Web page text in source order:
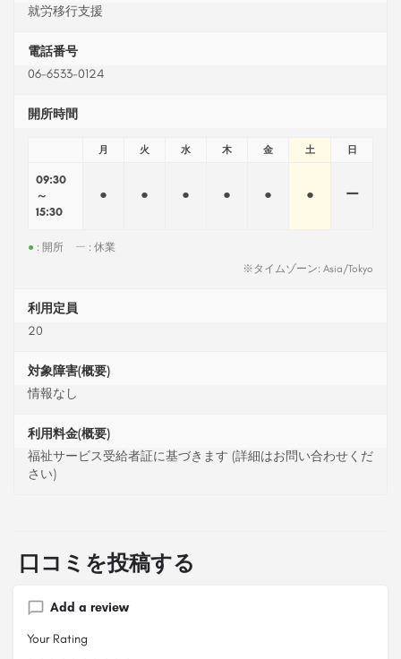
就労移行支援
電話番号
06-6533-0124
開所時間
月 火 水 木 金 土 日
09:30
～
15:30
● ● ● ● ● ● ー
● : 開所 ー : 休業
※タイムゾーン: Asia/Tokyo
利用定員
20
対象障害(概要)
情報なし
利用料金(概要)
福祉サービス受給者証に基づきます (詳細はお問い合わせくだ
さい)
口コミを投稿する
Add a review
Your Rating